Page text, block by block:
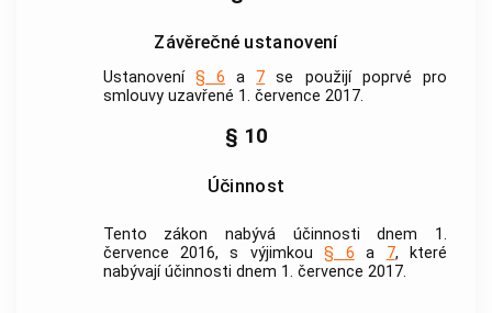
Závěrečné ustanovení
Ustanovení § 6 a 7 se použijí poprvé pro
smlouvy uzavřené 1. července 2017.
§ 10
Účinnost
Tento zákon nabývá účinnosti dnem 1.
července 2016, s výjimkou§ 6 a 7, které
nabývají účinnosti dnem 1. července 2017.